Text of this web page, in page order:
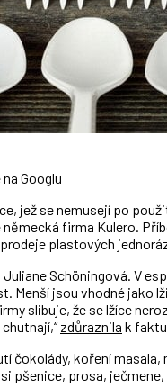
Googlu
jež se nemusejí po
firma Kulero.
plastových
Schöningová. V
Menší jsou vhodné jako
slibuje, že se lžíce
zdůraznila k
čokolády, koření
pšenice, prosa,